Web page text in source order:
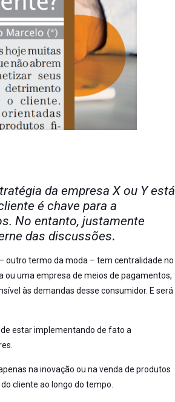
da empresa X ou Y está
é chave para a
No entanto, justamente
das discussões.
outro termo da moda – tem centralidade no
ou uma empresa de meios de pagamentos,
às demandas desse consumidor. E será
estar implementando de fato a
na inovação ou na venda de produtos
cliente ao longo do tempo.